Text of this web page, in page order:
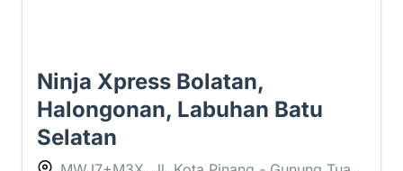
Ninja Xpress Bolatan,
Halongonan, Labuhan Batu
Selatan